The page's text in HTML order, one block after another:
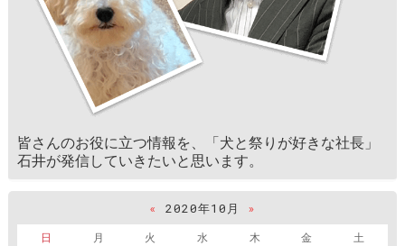
皆さんのお役に立つ情報を、「犬と祭りが好きな社長」
石井が発信していきたいと思います。
« 2020年10月
»
日
月 火 水 木 金
土